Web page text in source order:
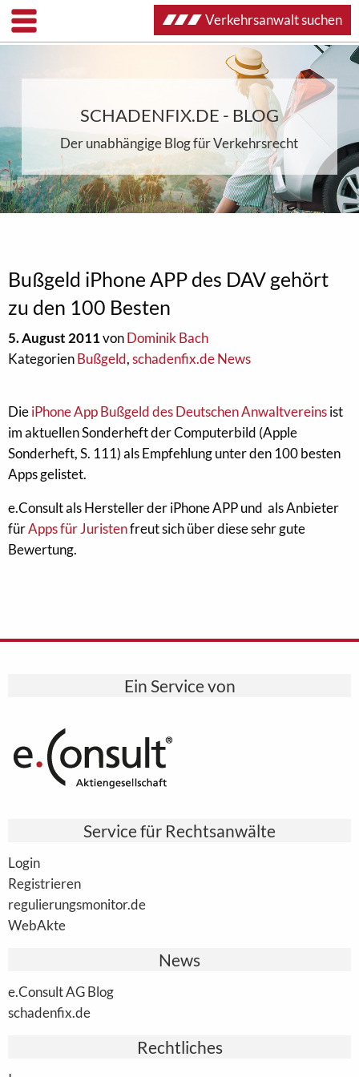
SCHADENFIX.DE - BLOG
Der unabhängige Blog für Verkehrsrecht
Bußgeld iPhone APP des DAV gehört
zu den 100 Besten
5. August 2011vonDominik Bach
KategorienBußgeld,schadenfix.de News
DieiPhone App Bußgeld des Deutschen Anwaltvereinsist
im aktuellen Sonderheft der Computerbild (Apple
Sonderheft, S. 111) als Empfehlung unter den 100 besten
Apps gelistet.
e.Consult als Hersteller der iPhone APP und als Anbieter
fürApps für Juristenfreut sich über diese sehr gute
Bewertung.
Ein Service von
Service für Rechtsanwälte
Login
Registrieren
regulierungsmonitor.de
WebAkte
News
e.Consult AG Blog
schadenfix.de
Rechtliches
Verkehrsanwalt suchen